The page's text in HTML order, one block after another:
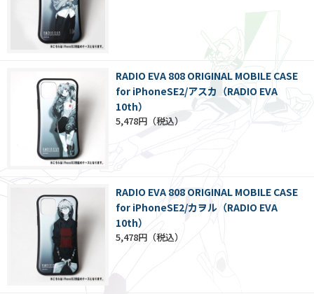
RADIO EVA 808 ORIGINAL MOBILE CASE
for iPhoneSE2/アスカ（RADIO EVA
10th）
5,478円
RADIO EVA 808 ORIGINAL MOBILE CASE
for iPhoneSE2/カヲル（RADIO EVA
10th）
5,478円